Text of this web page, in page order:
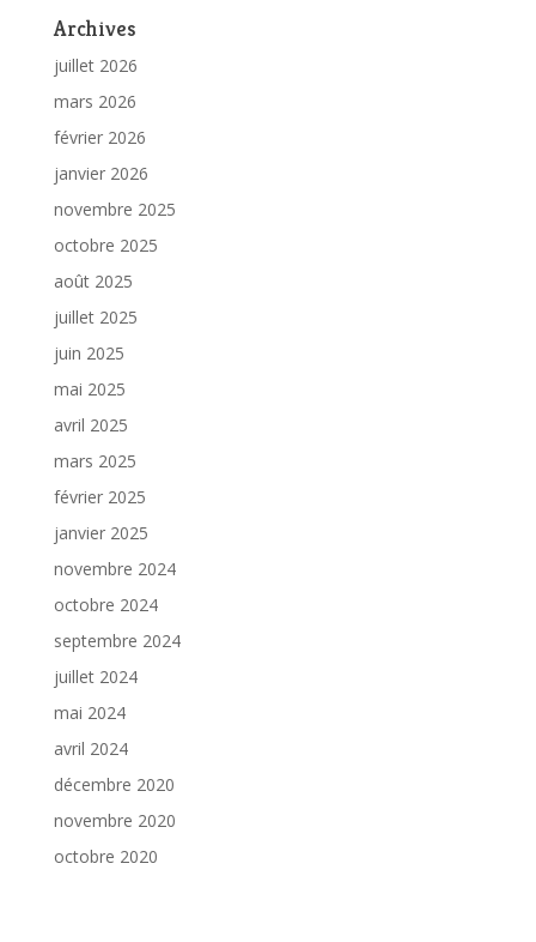
Archives
juillet 2026
mars 2026
février 2026
janvier 2026
novembre 2025
octobre 2025
août 2025
juillet 2025
juin 2025
mai 2025
avril 2025
mars 2025
février 2025
janvier 2025
novembre 2024
octobre 2024
septembre 2024
juillet 2024
mai 2024
avril 2024
décembre 2020
novembre 2020
octobre 2020